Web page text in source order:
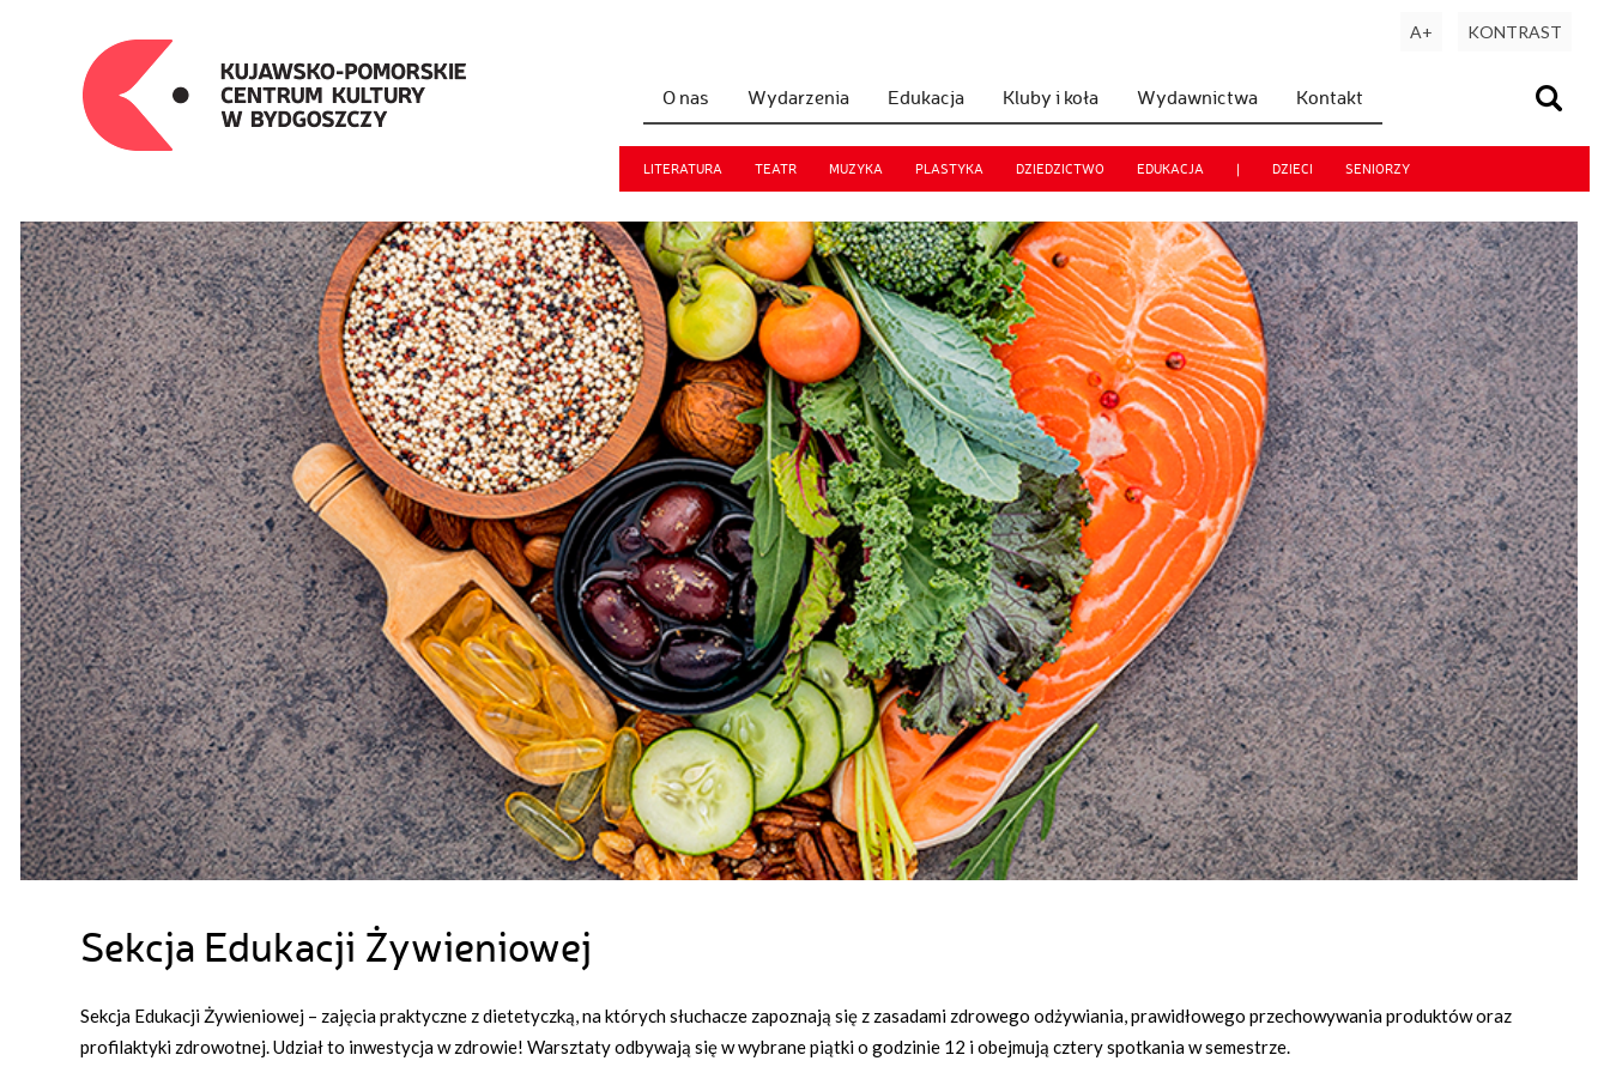
O nas Wydarzenia Edukacja Kluby i koła Wydawnictwa Kontakt
LITERATURA TEATR MUZYKA PLASTYKA DZIEDZICTWO EDUKACJA | DZIECI SENIORZY
A+ KONTRAST
Sekcja Edukacji Żywieniowej
Sekcja Edukacji Żywieniowej – zajęcia praktyczne z dietetyczką, na których słuchacze zapoznają się z zasadami zdrowego odżywiania, prawidłowego przechowywania produktów oraz
profilaktyki zdrowotnej. Udział to inwestycja w zdrowie! Warsztaty odbywają się w wybrane piątki o godzinie 12 i obejmują cztery spotkania w semestrze.